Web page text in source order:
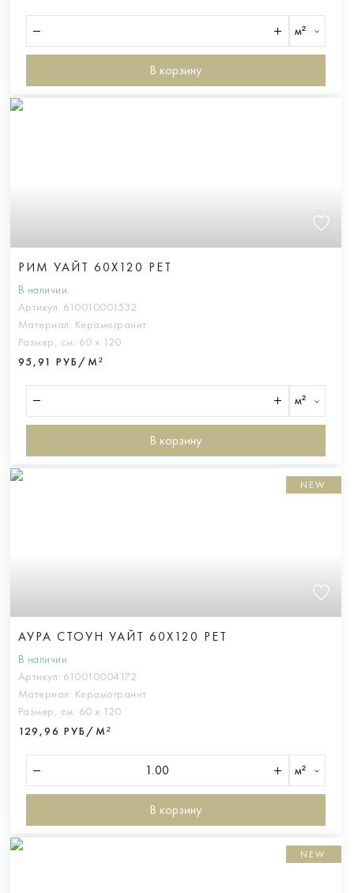
м²
В корзину
РИМ УАЙТ 60X120 РЕТ
В наличии
Артикул: 610010001532
Материал: Керамогранит
Размер, см: 60 х 120
95,91 РУБ/М²
м²
В корзину
NEW
АУРА СТОУН УАЙТ 60X120 РЕТ
В наличии
Артикул: 610010004172
Материал: Керамогранит
Размер, см: 60 х 120
129,96 РУБ/М²
м²
В корзину
NEW